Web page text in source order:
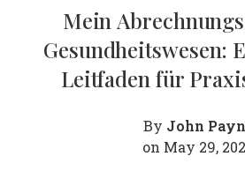
Mein
Gesundheitswesen:
Leitfaden für
By John
on May 29,